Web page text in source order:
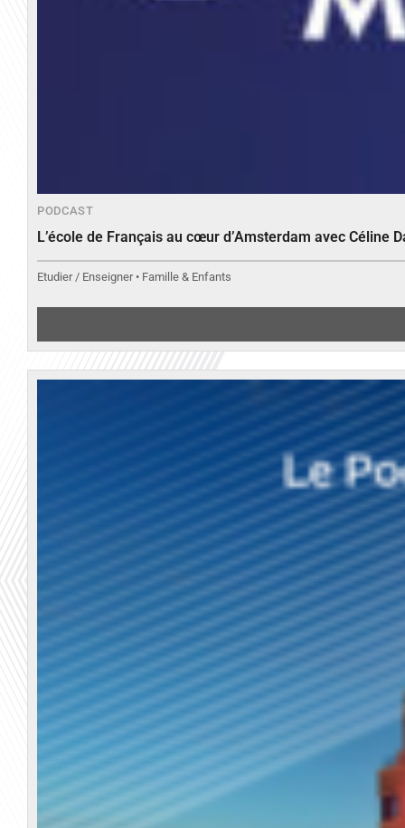
PODCAST
L’école de Français au cœur d’Amsterdam avec Céline
Etudier / Enseigner • Famille & Enfants